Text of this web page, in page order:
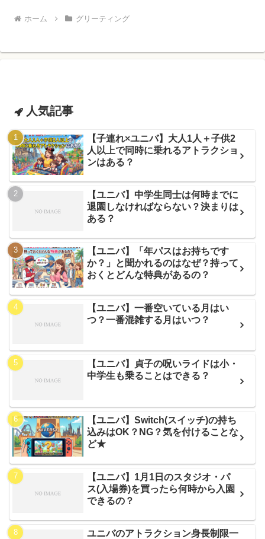
ホーム グリーティング
人気記事
【子連れ×ユニバ】大人1人＋子供2
人以上で同時に乗れるアトラクショ
ンはある？
【ユニバ】中学生同士は何時までに
退園しなければならない？決まりは
ある？
【ユニバ】「年パスはお持ちです
か？」と聞かれるのはなぜ？持って
おくとどんな特典があるの？
【ユニバ】一番空いている月はい
つ？一番混雑する月はいつ？
【ユニバ】貞子の呪いライドは小・
中学生も乗ることはできる？
【ユニバ】Switch(スイッチ)の持ち
込みはOK？NG？気を付けることな
ど★
【ユニバ】1月1日のスタジオ・パ
ス(入場券)を買ったら何時から入園
できるの？
ユニバのアトラクション身長制限一